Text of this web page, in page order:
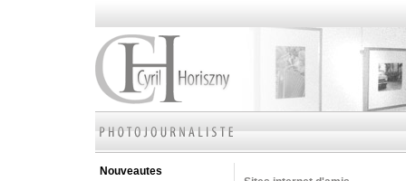
Nouveautes